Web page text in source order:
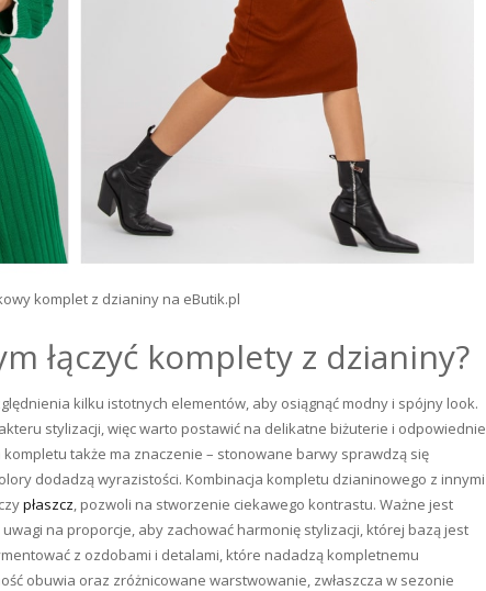
komplet z dzianiny na eButik.pl
łączyć komplety z dzianiny?
kilku istotnych elementów, aby osiągnąć modny i spójny look.
stylizacji, więc warto postawić na delikatne biżuterie i odpowiednie
także ma znaczenie – stonowane barwy sprawdzą się
dodadzą wyrazistości. Kombinacja kompletu dzianinowego z innymi
czypłaszcz, pozwoli na stworzenie ciekawego kontrastu. Ważne jest
na proporcje, aby zachować harmonię stylizacji, której bazą jest
z ozdobami i detalami, które nadadzą kompletnemu
obuwia oraz zróżnicowane warstwowanie, zwłaszcza w sezonie